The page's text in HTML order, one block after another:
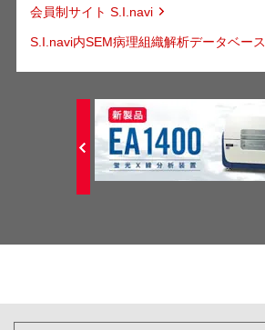
会員制サイト S.I.navi
S.I.navi内SEM病理組織解析データベース